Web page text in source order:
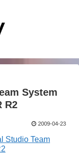
System
R2
2009-04-23
Studio Team